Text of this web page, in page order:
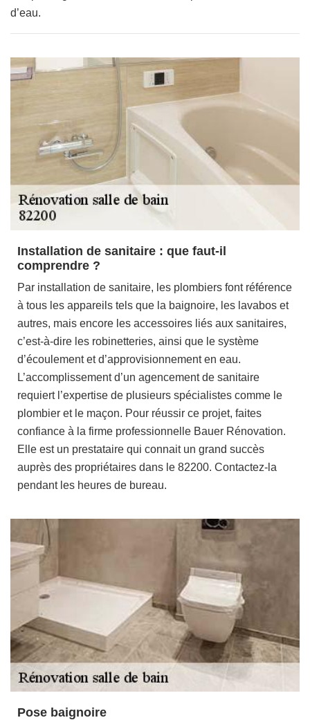
d’eau.
Installation de sanitaire : que faut-il
comprendre ?
Par installation de sanitaire, les plombiers font référence
à tous les appareils tels que la baignoire, les lavabos et
autres, mais encore les accessoires liés aux sanitaires,
c’est-à-dire les robinetteries, ainsi que le système
d’écoulement et d’approvisionnement en eau.
L’accomplissement d’un agencement de sanitaire
requiert l’expertise de plusieurs spécialistes comme le
plombier et le maçon. Pour réussir ce projet, faites
confiance à la firme professionnelle Bauer Rénovation.
Elle est un prestataire qui connait un grand succès
auprès des propriétaires dans le 82200. Contactez-la
pendant les heures de bureau.
Pose baignoire